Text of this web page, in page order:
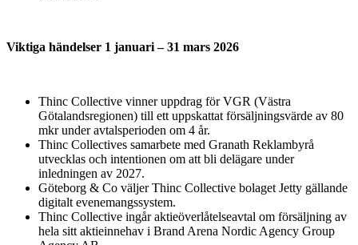
Viktiga händelser 1 januari – 31 mars 2026
Thinc Collective vinner uppdrag för VGR (Västra
Götalandsregionen) till ett uppskattat försäljningsvärde av 80
mkr under avtalsperioden om 4 år.
Thinc Collectives samarbete med Granath Reklambyrå
utvecklas och intentionen om att bli delägare under
inledningen av 2027.
Göteborg & Co väljer Thinc Collective bolaget Jetty gällande
digitalt evenemangssystem.
Thinc Collective ingår aktieöverlåtelseavtal om försäljning av
hela sitt aktieinnehav i Brand Arena Nordic Agency Group